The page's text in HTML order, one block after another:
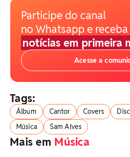
Participe do canal
no Whatsapp e receba
notícias em primeira
Acesse a
Tags:
Álbum Cantor Covers
Música
Sam Alves
Mais em Música